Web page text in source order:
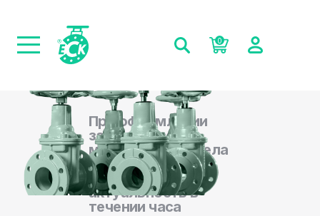
0
При оформлении
заказа на сайте,
менеджеры отдела
продаж
подтверждают
актуальность в
течении часа